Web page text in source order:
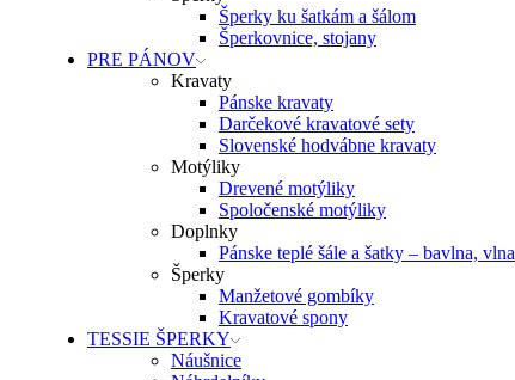
Šperky ku šatkám a šálom
Šperkovnice, stojany
PRE PÁNOV
Kravaty
Pánske kravaty
Darčekové kravatové sety
Slovenské hodvábne kravaty
Motýliky
Drevené motýliky
Spoločenské motýliky
Doplnky
Pánske teplé šále a šatky – bavlna, vlna
Šperky
Manžetové gombíky
Kravatové spony
TESSIE ŠPERKY
Náušnice